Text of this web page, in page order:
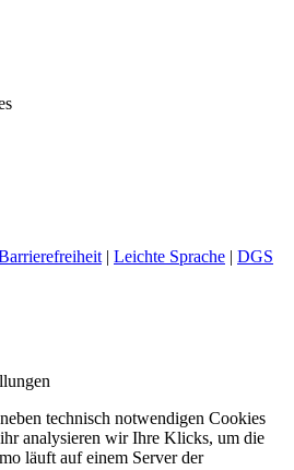
| Leichte Sprache | DGS
technisch notwendigen Cookies
analysieren wir Ihre Klicks, um die
läuft auf einem Server der